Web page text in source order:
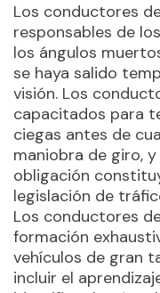
Los conductores
responsables de
los ángulos
se haya salido
visión. Los
capacitados para
ciegas antes de
maniobra de giro,
obligación
legislación de
Los conductores
formación
vehículos de gran
incluir el